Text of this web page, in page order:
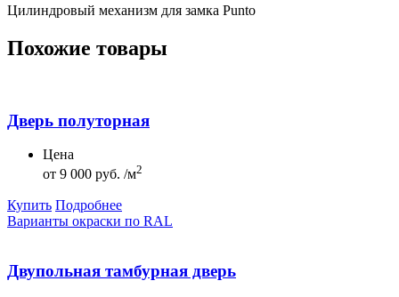
Цилиндровый механизм для замка Punto
Похожие товары
Дверь полуторная
Цена
от 9 000 руб. /м2
Купить Подробнее
Варианты окраски по RAL
Двупольная тамбурная дверь